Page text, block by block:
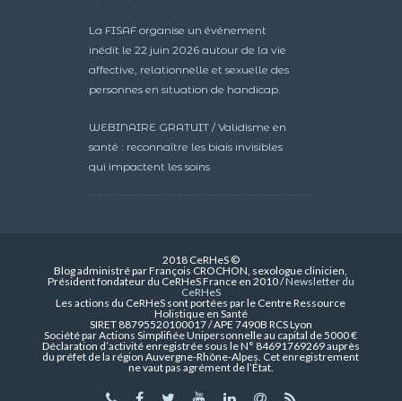
La FISAF organise un événement
inédit le 22 juin 2026 autour de la vie
affective, relationnelle et sexuelle des
personnes en situation de handicap.
WEBINAIRE GRATUIT / Validisme en
santé : reconnaître les biais invisibles
qui impactent les soins
2018 CeRHeS ©
Blog administré par François CROCHON, sexologue clinicien,
Président fondateur du CeRHeS France en 2010 /Newsletter du
CeRHeS
Les actions du CeRHeS sont portées par le Centre Ressource
Holistique en Santé
SIRET 88795520100017 / APE 7490B RCS Lyon
Société par Actions Simplifiée Unipersonnelle au capital de 5000 €
Déclaration d’activité enregistrée sous le N° 84691769269 auprès
du préfet de la région Auvergne-Rhône-Alpes. Cet enregistrement
ne vaut pas agrément de l’État.